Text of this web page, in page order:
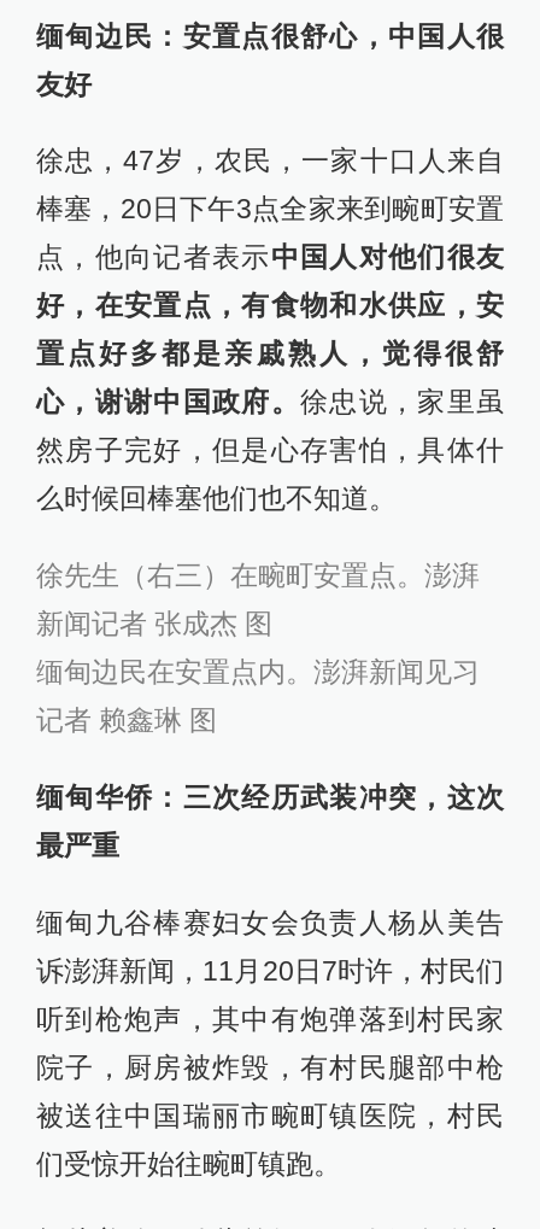
缅甸边民：安置点很舒心，中国人很
友好
徐忠，47岁，农民，一家十口人来自
棒塞，20日下午3点全家来到畹町安置
点，他向记者表示中国人对他们很友
好，在安置点，有食物和水供应，安
置点好多都是亲戚熟人，觉得很舒
心，谢谢中国政府。徐忠说，家里虽
然房子完好，但是心存害怕，具体什
么时候回棒塞他们也不知道。
徐先生（右三）在畹町安置点。澎湃
新闻记者 张成杰 图
缅甸边民在安置点内。澎湃新闻见习
记者 赖鑫琳 图
缅甸华侨：三次经历武装冲突，这次
最严重
缅甸九谷棒赛妇女会负责人杨从美告
诉澎湃新闻，11月20日7时许，村民们
听到枪炮声，其中有炮弹落到村民家
院子，厨房被炸毁，有村民腿部中枪
被送往中国瑞丽市畹町镇医院，村民
们受惊开始往畹町镇跑。